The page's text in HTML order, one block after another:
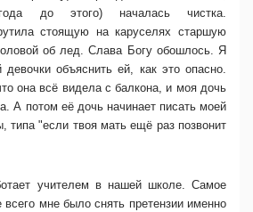
до этого) началась чистка.
стоящую на каруселях старшую
об лед. Слава Богу обошлось. Я
объяснить ей, как это опасно.
она всё видела с балкона, и моя дочь
А потом её дочь начинает писать моей
типа "если твоя мать ещё раз позвонит
учителем в нашей школе. Самое
мне было снять претензии именно